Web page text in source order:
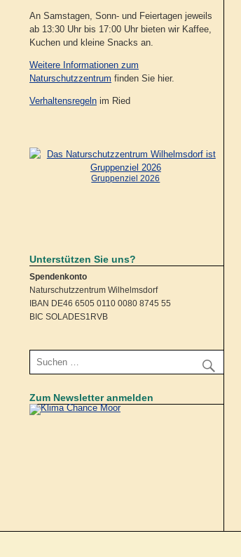
An Samstagen, Sonn- und Feiertagen jeweils
ab 13:30 Uhr bis 17:00 Uhr bieten wir Kaffee,
Kuchen und kleine Snacks an.
Weitere Informationen zum
Naturschutzzentrum finden Sie hier.
Verhaltensregeln im Ried
Gruppenziel 2026
Unterstützen Sie uns?
Spendenkonto
Naturschutzzentrum Wilhelmsdorf
IBAN DE46 6505 0110 0080 8745 55
BIC SOLADES1RVB
Zum Newsletter anmelden